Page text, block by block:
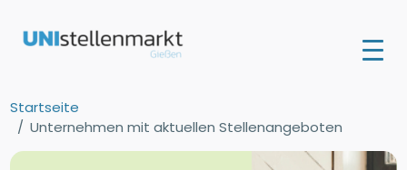
Startseite
Unternehmen mit aktuellen Stellenangeboten